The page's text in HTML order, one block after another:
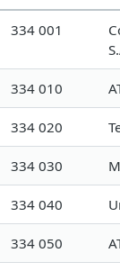
334 001
334 010
334 020
334 030
334 040
334 050